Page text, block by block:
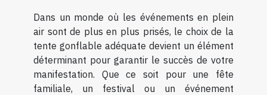
Dans un monde où les événements en plein
air sont de plus en plus prisés, le choix de la
tente gonflable adéquate devient un élément
déterminant pour garantir le succès de votre
manifestation. Que ce soit pour une fête
familiale, un festival ou un événement